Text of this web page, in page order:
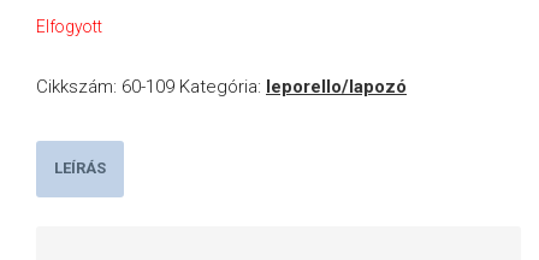
Elfogyott
Cikkszám: 60-109 Kategória: leporello/lapozó
LEÍRÁS